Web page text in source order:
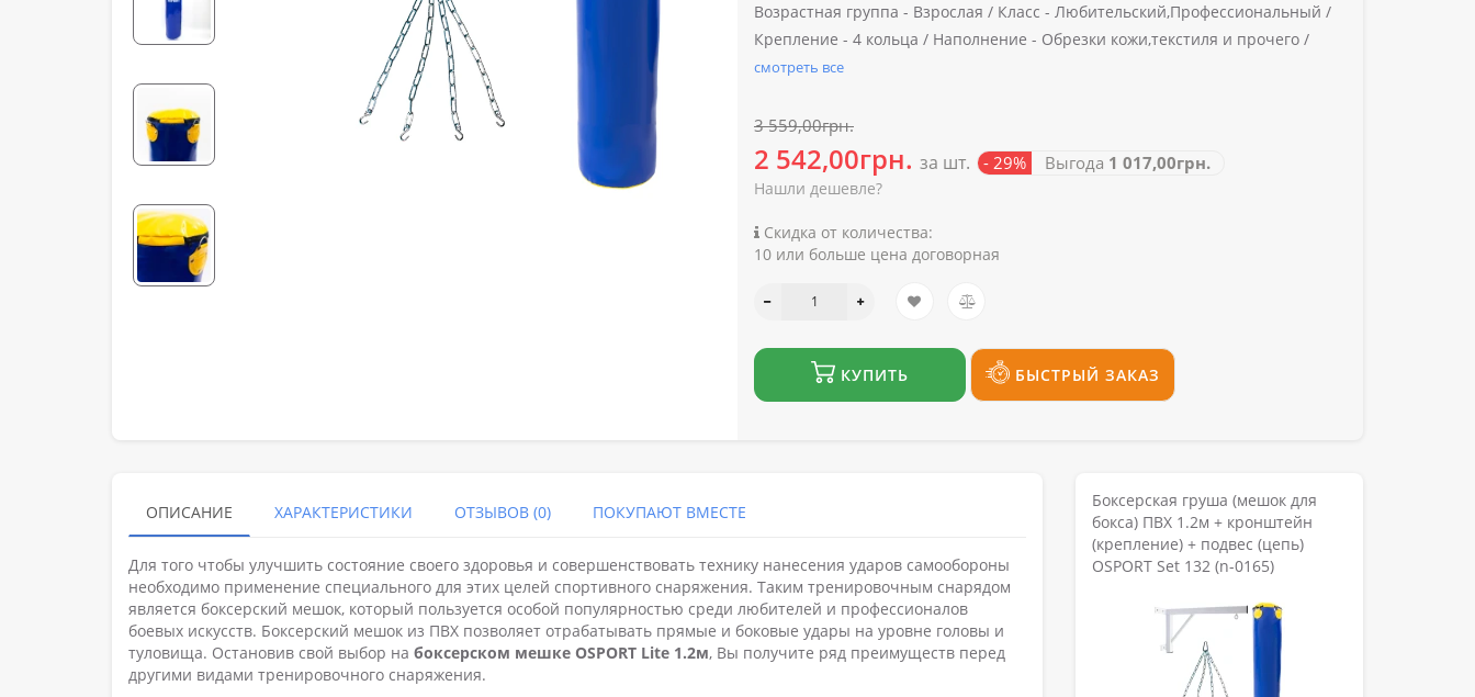
Возрастная группа - Взрослая / Класс - Любительский,Профессиональный /
Крепление - 4 кольца / Наполнение - Обрезки кожи,текстиля и прочего /
смотреть все
3 559,00грн.
2 542,00грн. за шт. - 29% Выгода 1 017,00грн.
Нашли дешевле?
Скидка от количества:
10 или больше цена договорная
КУПИТЬ БЫСТРЫЙ ЗАКАЗ
ОПИСАНИЕ ХАРАКТЕРИСТИКИ ОТЗЫВОВ (0) ПОКУПАЮТ ВМЕСТЕ
Для того чтобы улучшить состояние своего здоровья и совершенствовать технику нанесения ударов самообороны
необходимо применение специального для этих целей спортивного снаряжения. Таким тренировочным снарядом
является боксерский мешок, который пользуется особой популярностью среди любителей и профессионалов
боевых искусств. Боксерский мешок из ПВХ позволяет отрабатывать прямые и боковые удары на уровне головы и
туловища. Остановив свой выбор на боксерском мешке OSPORT Lite 1.2м, Вы получите ряд преимуществ перед
другими видами тренировочного снаряжения.
Боксерская груша (мешок для
бокса) ПВХ 1.2м + кронштейн
(крепление) + подвес (цепь)
OSPORT Set 132 (n-0165)